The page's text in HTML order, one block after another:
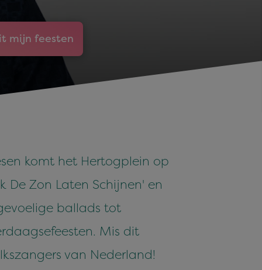
mijn feesten
komt het Hertogplein op
De Zon Laten Schijnen' en
ballads tot
Mis dit
van Nederland!